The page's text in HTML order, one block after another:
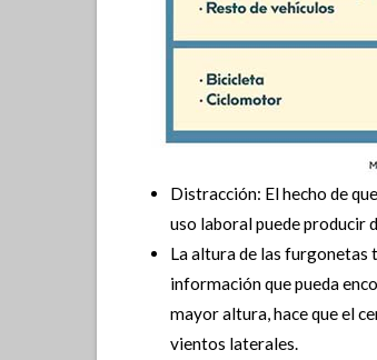
Distracción: El hecho de
uso laboral puede producir
La altura de las furgonetas
información que pueda
mayor altura, hace que el
vientos laterales.